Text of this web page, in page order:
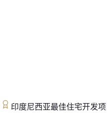
印度尼西亚最佳住宅开发项